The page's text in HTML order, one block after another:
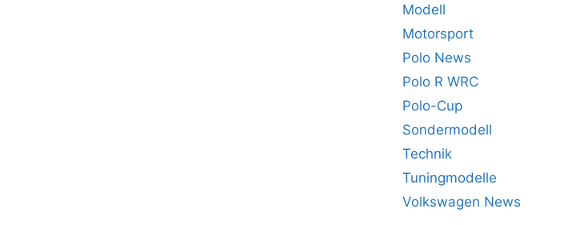
Modell
Motorsport
Polo News
Polo R WRC
Polo-Cup
Sondermodell
Technik
Tuningmodelle
Volkswagen News